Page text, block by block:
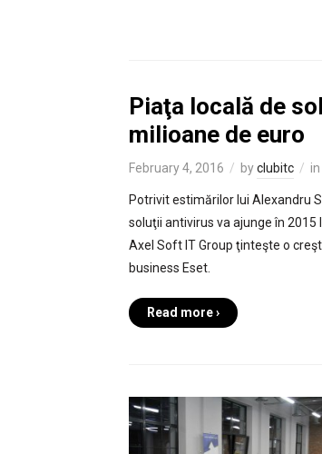
Piaţa locală de
milioane de euro
February 4, 2016 byclubitc in
Potrivit estimărilor lui Alexandru
soluţii antivirus va ajunge în
Axel Soft IT Group ţinteşte o
business Eset.
Read more ›